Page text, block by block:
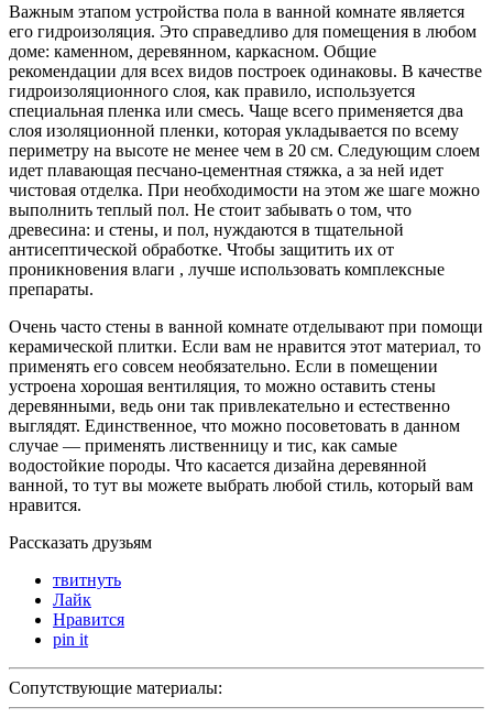
Важным этапом устройства пола в ванной комнате является
его гидроизоляция. Это справедливо для помещения в любом
доме: каменном, деревянном, каркасном. Общие
рекомендации для всех видов построек одинаковы. В качестве
гидроизоляционного слоя, как правило, используется
специальная пленка или смесь. Чаще всего применяется два
слоя изоляционной пленки, которая укладывается по всему
периметру на высоте не менее чем в 20 см. Следующим слоем
идет плавающая песчано-цементная стяжка, а за ней идет
чистовая отделка. При необходимости на этом же шаге можно
выполнить теплый пол. Не стоит забывать о том, что
древесина: и стены, и пол, нуждаются в тщательной
антисептической обработке. Чтобы защитить их от
проникновения влаги , лучше использовать комплексные
препараты.
Очень часто стены в ванной комнате отделывают при помощи
керамической плитки. Если вам не нравится этот материал, то
применять его совсем необязательно. Если в помещении
устроена хорошая вентиляция, то можно оставить стены
деревянными, ведь они так привлекательно и естественно
выглядят. Единственное, что можно посоветовать в данном
случае — применять лиственницу и тис, как самые
водостойкие породы. Что касается дизайна деревянной
ванной, то тут вы можете выбрать любой стиль, который вам
нравится.
Рассказать друзьям
твитнуть
Лайк
Нравится
pin it
Сопутствующие материалы: